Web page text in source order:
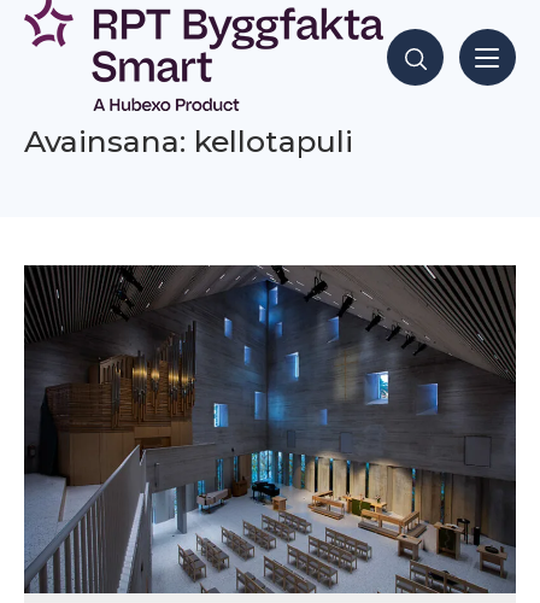
Siirry
sisältöön
Hae sisältöjä
Avainsana: kellotapuli